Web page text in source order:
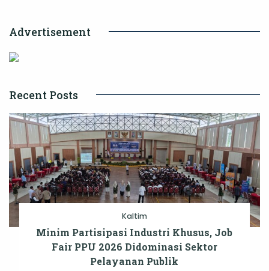
dan
Advertisement
Recent Posts
Kaltim
Minim Partisipasi Industri Khusus, Job
Fair PPU 2026 Didominasi Sektor
Pelayanan Publik